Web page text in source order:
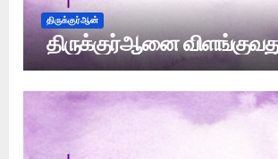
திருக்குர்ஆன்
திருக்குர்ஆனை விளங்குவது